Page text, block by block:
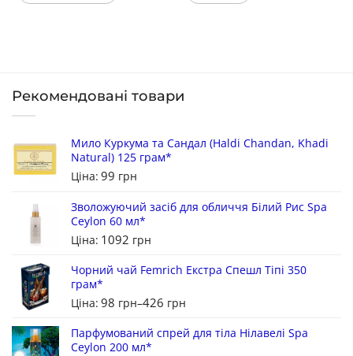
Рекомендовані товари
Мило Куркума та Сандал (Haldi Chandan, Khadi
Natural) 125 грам*
Ціна: 99 грн
Зволожуючий засіб для обличчя Білий Рис Spa
Ceylon 60 мл*
Ціна: 1092 грн
Чорний чай Femrich Екстра Спешл Тіпі 350
грам*
Ціна: 98 грн–426 грн
Парфумований спрей для тіла Нілавелі Spa
Ceylon 200 мл*